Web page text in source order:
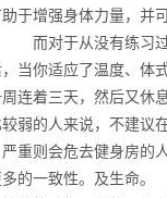
于增强身体力量，并
而对于从没有练习过
当你适应了温度、体
周连着三天，然后又
弱的人来说，不建议
重则会危去健身房的
多的一致性。及生命
会
没效果？